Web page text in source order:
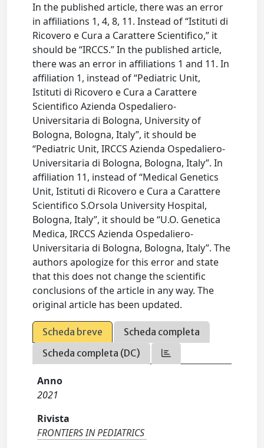
In the published article, there was an error
in affiliations 1, 4, 8, 11. Instead of “Istituti di
Ricovero e Cura a Carattere Scientifico,” it
should be “IRCCS.” In the published article,
there was an error in affiliations 1 and 11. In
affiliation 1, instead of “Pediatric Unit,
Istituti di Ricovero e Cura a Carattere
Scientifico Azienda Ospedaliero-
Universitaria di Bologna, University of
Bologna, Bologna, Italy”, it should be
“Pediatric Unit, IRCCS Azienda Ospedaliero-
Universitaria di Bologna, Bologna, Italy”. In
affiliation 11, instead of “Medical Genetics
Unit, Istituti di Ricovero e Cura a Carattere
Scientifico S.Orsola University Hospital,
Bologna, Italy”, it should be “U.O. Genetica
Medica, IRCCS Azienda Ospedaliero-
Universitaria di Bologna, Bologna, Italy”. The
authors apologize for this error and state
that this does not change the scientific
conclusions of the article in any way. The
original article has been updated.
Scheda breve
Scheda completa
Scheda completa (DC)
Anno
2021
Rivista
FRONTIERS IN PEDIATRICS